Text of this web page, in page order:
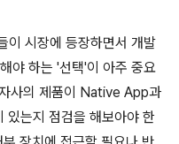
이 시장에 등장하면서 개발
야 하는 '선택'이 아주 중요
사의 제품이 Native App과
는지 점검을 해보아야 한